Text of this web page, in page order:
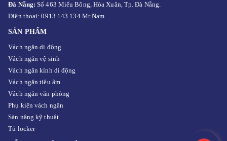
Đà Nẵng:Số 463 Miếu Bông, Hòa Xuân, Tp. Đà Nẵng.
Điện thoại: 0913 143 134 Mr Nam
SẢN PHẨM
Vách ngăn di động
Vách ngăn vệ sinh
Vách ngăn kính di động
Vách ngăn tiêu âm
Vách ngăn văn phòng
Phụ kiện vách ngăn
Sàn nâng kỹ thuật
Tủ locker